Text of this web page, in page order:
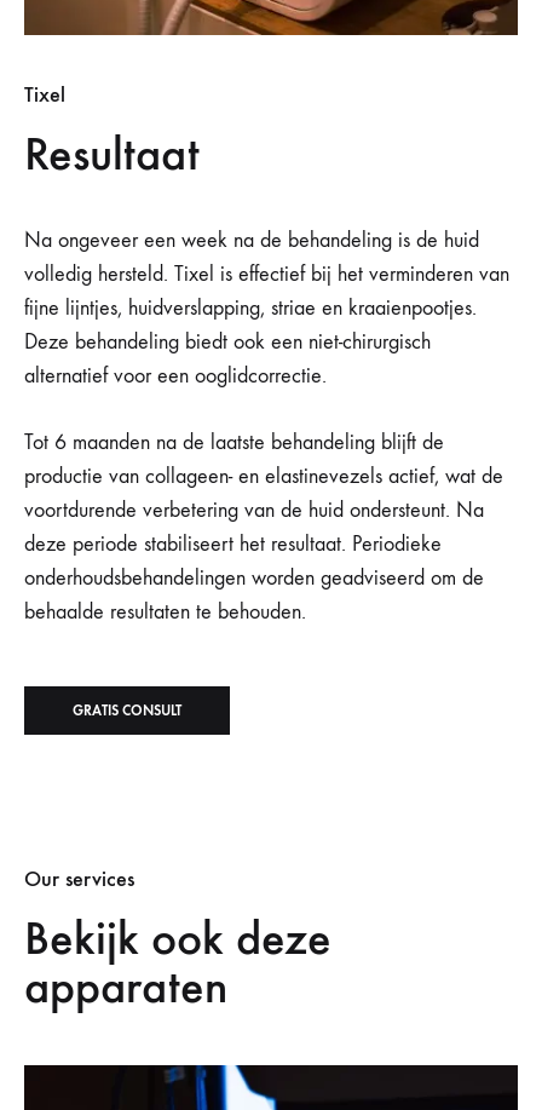
Tixel
Resultaat
Na ongeveer een week na de behandeling is de huid
volledig hersteld. Tixel is effectief bij het verminderen van
fijne lijntjes, huidverslapping, striae en kraaienpootjes.
Deze behandeling biedt ook een niet-chirurgisch
alternatief voor een ooglidcorrectie.
Tot 6 maanden na de laatste behandeling blijft de
productie van collageen- en elastinevezels actief, wat de
voortdurende verbetering van de huid ondersteunt. Na
deze periode stabiliseert het resultaat. Periodieke
onderhoudsbehandelingen worden geadviseerd om de
behaalde resultaten te behouden.
GRATIS CONSULT
Our services
Bekijk ook deze
apparaten